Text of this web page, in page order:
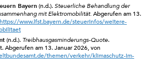
Bayern (n.d.).Steuerliche Behandlung der
mit Elektromobilität.Abgerufen am 13.
https://www.lfst.bayern.de/steuerinfos/weitere-
(n.d.). Treibhausgasminderungs-Quote.
Abgerufen am 13. Januar 2026, von
themen/verkehr/klimaschutz-im-